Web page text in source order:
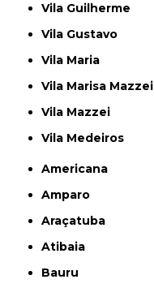
Vila Guilherme
Vila Gustavo
Vila Maria
Vila Marisa Mazzei
Vila Mazzei
Vila Medeiros
Americana
Amparo
Araçatuba
Atibaia
Bauru